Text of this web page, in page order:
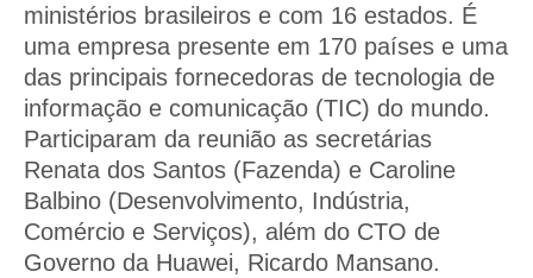
ministérios brasileiros e com 16 estados. É
uma empresa presente em 170 países e uma
das principais fornecedoras de tecnologia de
informação e comunicação (TIC) do mundo.
Participaram da reunião as secretárias
Renata dos Santos (Fazenda) e Caroline
Balbino (Desenvolvimento, Indústria,
Comércio e Serviços), além do CTO de
Governo da Huawei, Ricardo Mansano.